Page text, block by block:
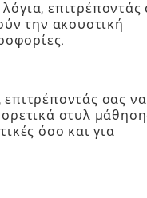
επιτρέποντάς
την ακουστική
σας να
στυλ
όσο και για